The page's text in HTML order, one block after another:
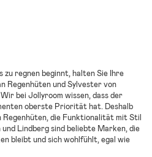
regnen beginnt, halten Sie Ihre
Regenhüten und Sylvester von
bei Jollyroom wissen, dass der
oberste Priorität hat. Deshalb
Regenhüten, die Funktionalität mit Stil
Lindberg sind beliebte Marken, die
bleibt und sich wohlfühlt, egal wie